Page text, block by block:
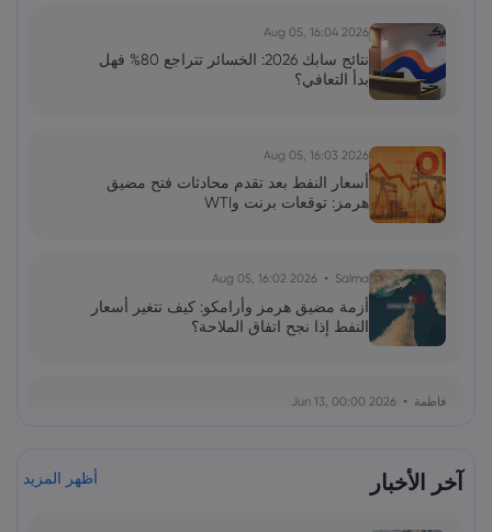
2026 Aug 05, 16:04
نتائج سابك 2026: الخسائر تتراجع 80% فهل
بدأ التعافي؟
2026 Aug 05, 16:03
أسعار النفط بعد تقدم محادثات فتح مضيق
هرمز: توقعات برنت وWTI
Salma
2026 Aug 05, 16:02
أزمة مضيق هرمز وأرامكو: كيف تتغير أسعار
النفط إذا نجح اتفاق الملاحة؟
فاطمة 2026 Jun 13, 00:00
آخر الأخبار أظهر المزيد